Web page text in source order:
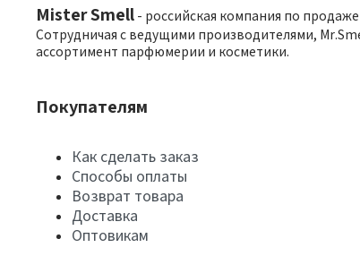
Mister Smell - российская компания по
Сотрудничая с ведущими производителями,
ассортимент парфюмерии и косметики.
Покупателям
Как сделать заказ
Способы оплаты
Возврат товара
Доставка
Оптовикам